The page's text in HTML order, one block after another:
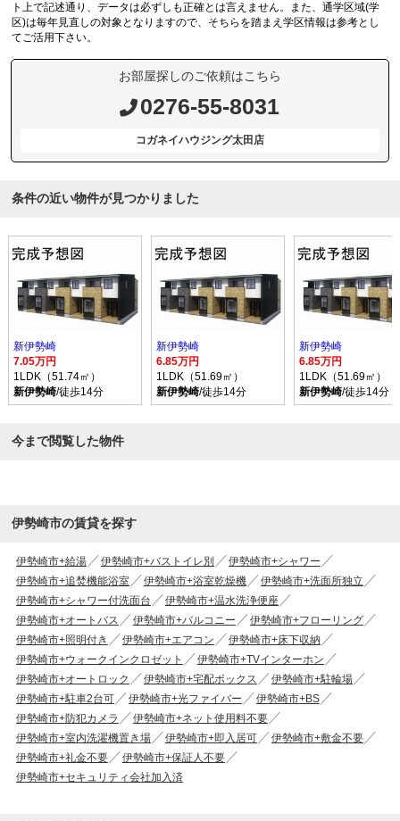
ト上で記述通り、データは必ずしも正確とは言えません。また、通学区域(学
区)は毎年見直しの対象となりますので、そちらを踏まえ学区情報は参考とし
てご活用下さい。
お部屋探しのご依頼はこちら
0276-55-8031
コガネイハウジング太田店
条件の近い物件が見つかりました
新伊勢崎
7.05万円
1LDK（51.74㎡）
新伊勢崎/徒歩14分
新伊勢崎
6.85万円
1LDK（51.69㎡）
新伊勢崎/徒歩14分
新伊勢崎
6.85万円
1LDK（51.69㎡）
新伊勢崎/徒歩14分
今まで閲覧した物件
伊勢崎市の賃貸を探す
伊勢崎市+給湯 伊勢崎市+バストイレ別
伊勢崎市+シャワー
伊勢崎市+追焚機能浴室
伊勢崎市+浴室乾燥機
伊勢崎市+洗面所独立
伊勢崎市+シャワー付洗面台
伊勢崎市+温水洗浄便座
伊勢崎市+オートバス
伊勢崎市+バルコニー
伊勢崎市+フローリング
伊勢崎市+照明付き
伊勢崎市+エアコン
伊勢崎市+床下収納
伊勢崎市+ウォークインクロゼット
伊勢崎市+TVインターホン
伊勢崎市+オートロック
伊勢崎市+宅配ボックス
伊勢崎市+駐輪場
伊勢崎市+駐車2台可
伊勢崎市+光ファイバー
伊勢崎市+BS
伊勢崎市+防犯カメラ
伊勢崎市+ネット使用料不要
伊勢崎市+室内洗濯機置き場
伊勢崎市+即入居可
伊勢崎市+敷金不要
伊勢崎市+礼金不要
伊勢崎市+保証人不要
伊勢崎市+セキュリティ会社加入済